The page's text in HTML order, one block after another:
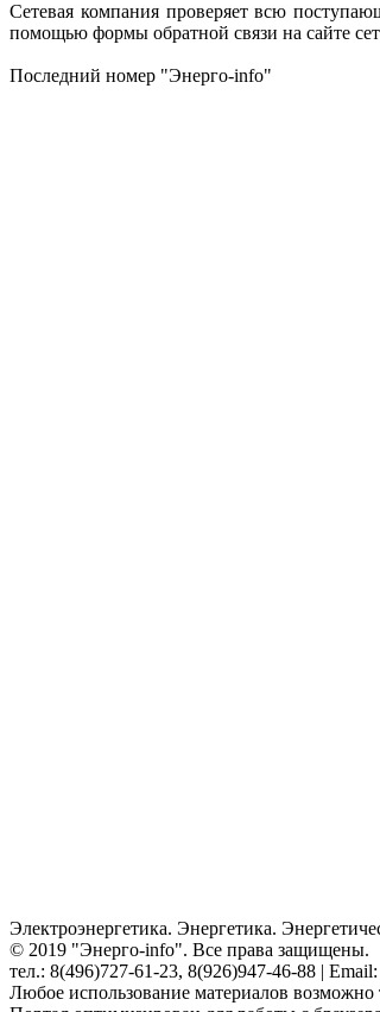
Сетевая компания проверяет всю
помощью формы обратной связи на сайте
Последний номер "Энерго-info"
Электроэнергетика. Энергетика.
© 2019 "Энерго-info". Все права защищены.
тел.: 8(496)727-61-23, 8(926)947-46-88 |
Любое использование материалов